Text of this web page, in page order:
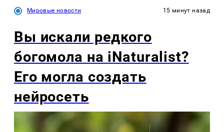
Мировые новости 15 минут назад
Вы искали редкого
богомола на iNaturalist?
Его могла создать
нейросеть